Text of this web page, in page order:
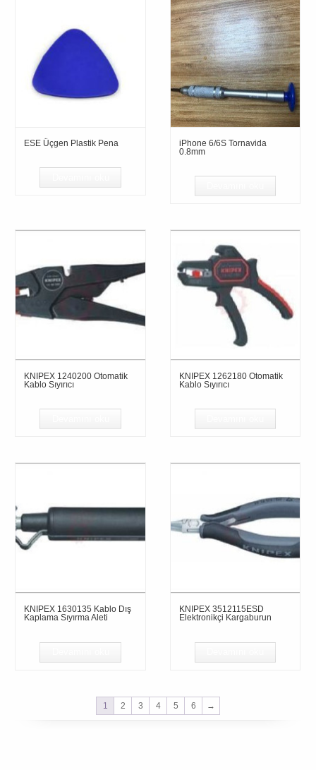
ESE Üçgen Plastik Pena
iPhone 6/6S Tornavida
0.8mm
KNIPEX 1240200 Otomatik
Kablo Sıyırıcı
KNIPEX 1262180 Otomatik
Kablo Sıyırıcı
KNIPEX 1630135 Kablo Dış
Kaplama Sıyırma Aleti
KNIPEX 3512115ESD
Elektronikçi Kargaburun
1 2 3 4 5 6 →